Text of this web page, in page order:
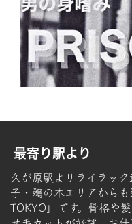
最寄り駅より
久が原駅よりライラッ
子・鵜の木エリアから
TOKYO」です。骨格や